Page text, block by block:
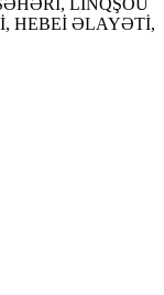
LİNQŞOU
HEBEİ ƏLAYƏTİ,